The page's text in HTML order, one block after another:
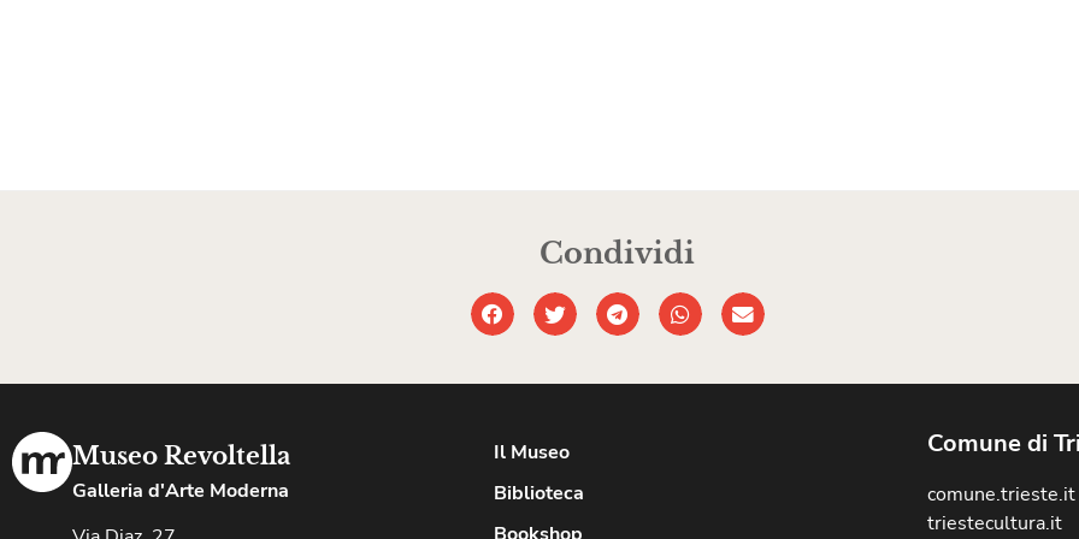
Condividi
Museo Revoltella
Galleria d'Arte Moderna
Il Museo
Biblioteca
Comune di
comune.trieste.it
triestecultura.it